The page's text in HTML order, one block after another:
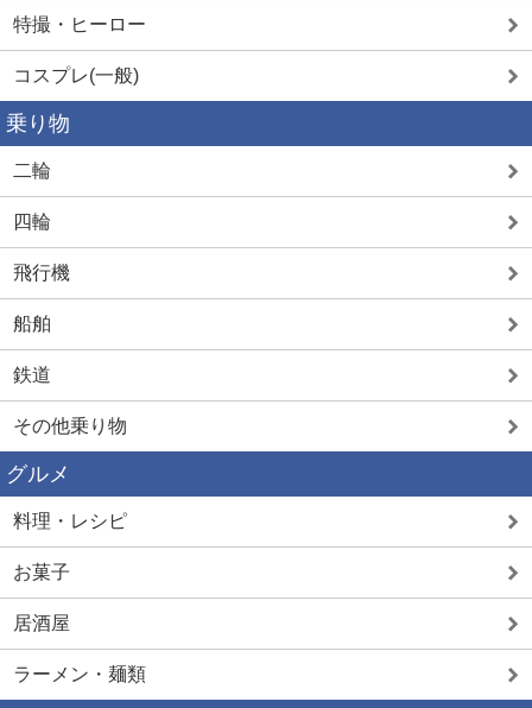
特撮・ヒーロー
コスプレ(一般)
乗り物
二輪
四輪
飛行機
船舶
鉄道
その他乗り物
グルメ
料理・レシピ
お菓子
居酒屋
ラーメン・麺類